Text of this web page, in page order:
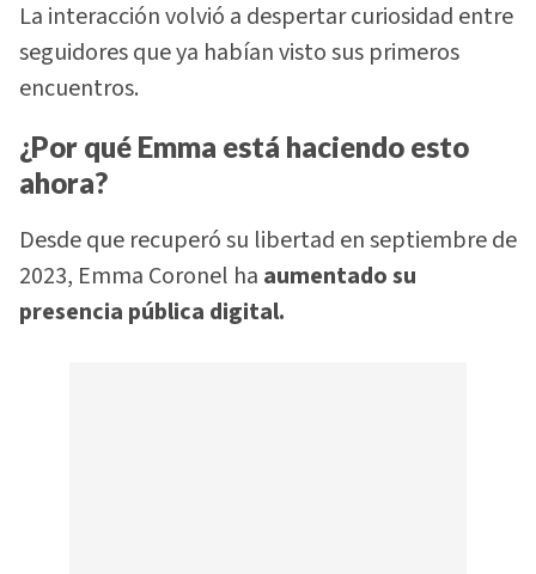
La interacción volvió a despertar curiosidad entre
seguidores que ya habían visto sus primeros
encuentros.
¿Por qué Emma está haciendo esto
ahora?
Desde que recuperó su libertad en septiembre de
2023, Emma Coronel ha aumentado su
presencia pública digital.